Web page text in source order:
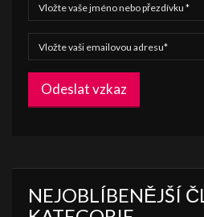
Odeslat vzkaz
NEJOBLÍBENĚJŠÍ